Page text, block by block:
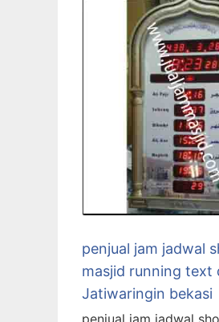
penjual jam jadwal
masjid running text
Jatiwaringin bekasi